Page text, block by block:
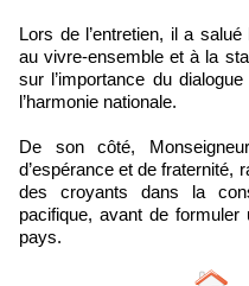
Lors de l’entretien, il a
au vivre-ensemble et à la
sur l’importance du
l’harmonie nationale.
De son côté,
d’espérance et de fraternité,
des croyants dans la
pacifique, avant de
pays.